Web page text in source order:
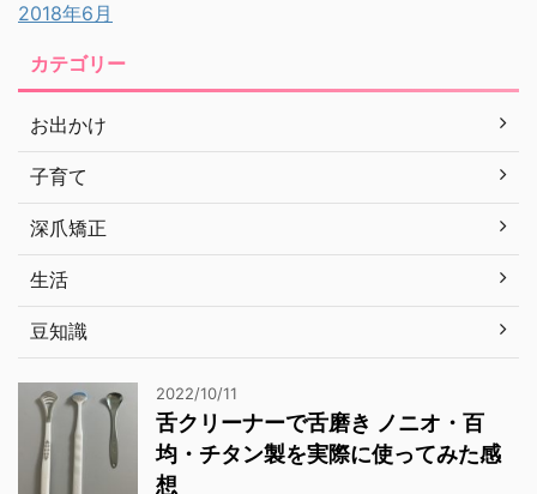
2018年6月
カテゴリー
お出かけ
子育て
深爪矯正
生活
豆知識
2022/10/11
舌クリーナーで舌磨き ノニオ・百
均・チタン製を実際に使ってみた感
想